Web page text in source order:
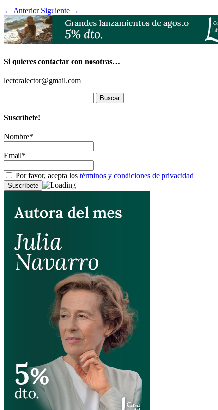
← Anterior Siguiente →
Si quieres contactar con nosotras…
lectoralector@gmail.com
Suscríbete!
Nombre*
Email*
Por favor, acepta los términos y condiciones de privacidad